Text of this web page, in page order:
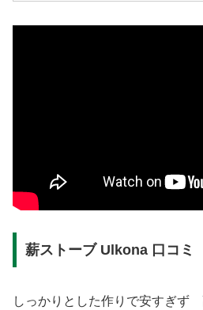
薪ストーブ Ulkona 口コミ
しっかりとした作りで安すぎず